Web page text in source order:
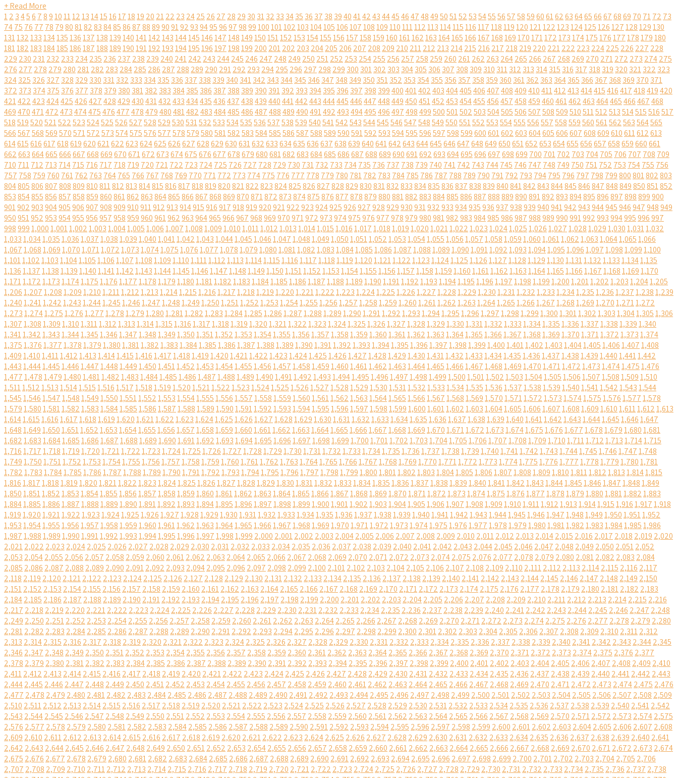
+ Read More
12 3456 78910111213141516171819 20 2122 23 2425 26 27 28 29 30 3132 33 3435 36 37 38 39404142434445464748495051525354555657585960616263646566676869 70 7172 73
7475 76 77 78 798081828384858687888990919293949596979899100101102103104105106107108109110111112113114115116117118119120121122123124125126127128129130
131132133134135136137138139140141142143144145146147148149150151152153154155156157158159160161162163164165166167168169170171172173174175176177178179180
181182183184185186187188189190191192193194195196197198199 200 201202 203 204205 206 207 208 209 210 211212 213 214215 216 217 218 219 220 221222 223 224225 226 227 228
229 230 231232 233 234235 236 237 238 239 240 241242 243 244245 246 247 248 249 250 251252 253 254255 256 257 258 259 260 261262 263 264265 266 267 268 269 270 271272 273 274275
276 277 278 279 280 281282 283 284285 286 287 288 289 290 291292 293 294295 296 297 298 299 300 301302 303 304305 306 307 308 309 310 311312 313 314315 316 317 318 319 320 321322 323
324325 326 327 328 329 330 331332 333 334335 336 337 338 339 340 341342 343 344345 346 347 348 349 350 351352 353 354355 356 357 358 359 360 361362 363 364365 366 367 368 369 370 371
372 373 374375 376 377 378 379 380 381382 383 384385 386 387 388 389 390 391392 393 394395 396 397 398 399400401402403404405406407408409410411412413414415416417418419420
421422423424425426427428429430431432433434435436437438439440441442443444445446447448449450451452453454455456457458459460461462463464465466467468
469470471472473474475476477478479480481482483484485486487488489490491492493494495496497498499500501502503504505506507508509510511512513514515516517
518519520521522523524525526527528529530531532533534535536537538539540541542543544545546547548549550551552553554555556557558559560561562563564565
566567568569570571572573574575576577578579580581582583584585586587588589590591592593594595596597598599600601602603604605606607608609610611612613
614615616617618619620621622623624625626627628629630631632633634635636637638639640641642643644645646647648649650651652653654655656657658659660661
662663664665666667668669670671672673674675676677678679680681682683684685686687688689690691692693694695696697698699 700 701702 703 704705 706 707 708 709
710 711712 713 714715 716 717 718 719 720 721722 723 724725 726 727 728 729 730 731732 733 734735 736 737 738 739 740 741742 743 744745 746 747 748 749 750 751752 753 754755 756
757 758 759 760 761762 763 764765 766 767 768 769 770 771772 773 774775 776 777 778 779 780 781782 783 784785 786 787 788 789 790 791792 793 794795 796 797 798 799800801802803
804805806807808809810811812813814815816817818819820821822823824825826827828829830831832833834835836837838839840841842843844845846847848849850851852
853854855856857858859860861862863864865866867868869870871872873874875876877878879880881882883884885886887888889890891892893894895896897898899900
901902903904905906907908909910911912913914915916917918919920921922923924925926927928929930931932933934935936937938939940941942943944945946947948949
950951952953954955956957958959960961962963964965966967968969970971972973974975976977978979980981982983984985986987988989990991992993994995996997
9989991,0001,0011,0021,0031,0041,0051,0061,0071,0081,0091,0101,0111,0121,0131,0141,0151,0161,0171,0181,0191,0201,0211,0221,0231,0241,0251,0261,0271,0281,0291,0301,0311,032
1,0331,0341,0351,0361,0371,0381,0391,0401,0411,0421,0431,0441,0451,0461,0471,0481,0491,0501,0511,0521,0531,0541,0551,0561,0571,0581,0591,0601,0611,0621,0631,0641,0651,066
1,0671,0681,0691,0701,0711,0721,0731,0741,0751,0761,0771,0781,0791,0801,0811,0821,0831,0841,0851,0861,0871,0881,0891,0901,0911,0921,0931,0941,0951,0961,0971,0981,0991,100
1,1011,1021,1031,1041,1051,1061,1071,1081,1091,1101,1111,1121,1131,1141,1151,1161,1171,1181,1191,1201,1211,1221,1231,1241,1251,1261,1271,1281,1291,1301,1311,1321,1331,1341,135
1,1361,1371,1381,1391,1401,1411,1421,1431,1441,1451,1461,1471,1481,1491,1501,1511,1521,1531,1541,1551,1561,1571,1581,1591,1601,1611,1621,1631,1641,1651,1661,1671,1681,1691,170
1,1711,1721,1731,1741,1751,1761,1771,1781,1791,1801,1811,1821,1831,1841,1851,1861,1871,1881,1891,1901,1911,1921,1931,1941,1951,1961,1971,1981,1991,2001,2011,2021,2031,2041,205
1,2061,2071,2081,2091,2101,2111,2121,2131,2141,2151,2161,2171,2181,2191,2201,2211,2221,2231,2241,2251,2261,2271,2281,2291,2301,2311,2321,2331,2341,2351,2361,2371,2381,239
1,2401,2411,2421,2431,2441,2451,2461,2471,2481,2491,2501,2511,2521,2531,2541,2551,2561,2571,2581,2591,2601,2611,2621,2631,2641,2651,2661,2671,2681,2691,2701,2711,272
1,2731,2741,2751,2761,2771,2781,2791,2801,2811,2821,2831,2841,2851,2861,2871,2881,2891,2901,2911,2921,2931,2941,2951,2961,2971,2981,2991,3001,3011,3021,3031,3041,3051,306
1,3071,3081,3091,3101,3111,3121,3131,3141,3151,3161,3171,3181,3191,3201,3211,3221,3231,3241,3251,3261,3271,3281,3291,3301,3311,3321,3331,3341,3351,3361,3371,3381,3391,340
1,3411,3421,3431,3441,3451,3461,3471,3481,3491,3501,3511,3521,3531,3541,3551,3561,3571,3581,3591,3601,3611,3621,3631,3641,3651,3661,3671,3681,3691,3701,3711,3721,3731,374
1,3751,3761,3771,3781,3791,3801,3811,3821,3831,3841,3851,3861,3871,3881,3891,3901,3911,3921,3931,3941,3951,3961,3971,3981,3991,4001,4011,4021,4031,4041,4051,4061,4071,408
1,4091,4101,4111,4121,4131,4141,4151,4161,4171,4181,4191,4201,4211,4221,4231,4241,4251,4261,4271,4281,4291,4301,4311,4321,4331,4341,4351,4361,4371,4381,4391,4401,4411,442
1,4431,4441,4451,4461,4471,4481,4491,4501,4511,4521,4531,4541,4551,4561,4571,4581,4591,4601,4611,4621,4631,4641,4651,4661,4671,4681,4691,4701,4711,4721,4731,4741,4751,476
1,4771,4781,4791,4801,4811,4821,4831,4841,4851,4861,4871,4881,4891,4901,4911,4921,4931,4941,4951,4961,4971,4981,4991,5001,5011,5021,5031,5041,5051,5061,5071,5081,5091,510
1,5111,5121,5131,5141,5151,5161,5171,5181,5191,5201,5211,5221,5231,5241,5251,5261,5271,5281,5291,5301,5311,5321,5331,5341,5351,5361,5371,5381,5391,5401,5411,5421,5431,544
1,5451,5461,5471,5481,5491,5501,5511,5521,5531,5541,5551,5561,5571,5581,5591,5601,5611,5621,5631,5641,5651,5661,5671,5681,5691,5701,5711,5721,5731,5741,5751,5761,5771,578
1,5791,5801,5811,5821,5831,5841,5851,5861,5871,5881,5891,5901,5911,5921,5931,5941,5951,5961,5971,5981,5991,6001,6011,6021,6031,6041,6051,6061,6071,6081,6091,6101,6111,6121,613
1,6141,6151,6161,6171,6181,6191,6201,6211,6221,6231,6241,6251,6261,6271,6281,6291,6301,6311,6321,6331,6341,6351,6361,6371,6381,6391,6401,6411,6421,6431,6441,6451,6461,647
1,6481,6491,6501,6511,6521,6531,6541,6551,6561,6571,6581,6591,6601,6611,6621,6631,6641,6651,6661,6671,6681,6691,6701,6711,6721,6731,6741,6751,6761,6771,6781,6791,6801,681
1,6821,6831,6841,6851,6861,6871,6881,6891,6901,6911,6921,6931,6941,6951,6961,6971,6981,6991,7001,7011,7021,7031,7041,7051,7061,7071,7081,7091,7101,7111,7121,7131,7141,715
1,7161,7171,7181,7191,7201,7211,7221,7231,7241,7251,7261,7271,7281,7291,7301,7311,7321,7331,7341,7351,7361,7371,7381,7391,7401,7411,7421,7431,7441,7451,7461,7471,748
1,7491,7501,7511,7521,7531,7541,7551,7561,7571,7581,7591,7601,7611,7621,7631,7641,7651,7661,7671,7681,7691,7701,7711,7721,7731,7741,7751,7761,7771,7781,7791,7801,781
1,7821,7831,7841,7851,7861,7871,7881,7891,7901,7911,7921,7931,7941,7951,7961,7971,7981,7991,8001,8011,8021,8031,8041,8051,8061,8071,8081,8091,8101,8111,8121,8131,8141,815
1,8161,8171,8181,8191,8201,8211,8221,8231,8241,8251,8261,8271,8281,8291,8301,8311,8321,8331,8341,8351,8361,8371,8381,8391,8401,8411,8421,8431,8441,8451,8461,8471,8481,849
1,8501,8511,8521,8531,8541,8551,8561,8571,8581,8591,8601,8611,8621,8631,8641,8651,8661,8671,8681,8691,8701,8711,8721,8731,8741,8751,8761,8771,8781,8791,8801,8811,8821,883
1,8841,8851,8861,8871,8881,8891,8901,8911,8921,8931,8941,8951,8961,8971,8981,8991,9001,9011,9021,9031,9041,9051,9061,9071,9081,9091,9101,9111,9121,9131,9141,9151,9161,9171,918
1,9191,9201,9211,9221,9231,9241,9251,9261,9271,9281,9291,9301,9311,9321,9331,9341,9351,9361,9371,9381,9391,9401,9411,9421,9431,9441,9451,9461,9471,9481,9491,9501,9511,952
1,9531,9541,9551,9561,9571,9581,9591,9601,9611,9621,9631,9641,9651,9661,9671,9681,9691,9701,9711,9721,9731,9741,9751,9761,9771,9781,9791,9801,9811,9821,9831,9841,9851,986
1,9871,9881,9891,9901,9911,9921,9931,9941,9951,9961,9971,9981,999 2,000 2,0012,002 2,003 2,0042,005 2,006 2,007 2,008 2,009 2,010 2,0112,012 2,013 2,0142,015 2,016 2,017 2,018 2,019 2,020
2,0212,022 2,023 2,0242,025 2,026 2,027 2,028 2,029 2,030 2,0312,032 2,033 2,0342,035 2,036 2,037 2,038 2,039 2,040 2,0412,042 2,043 2,0442,045 2,046 2,047 2,048 2,049 2,050 2,0512,052
2,053 2,0542,055 2,056 2,057 2,058 2,059 2,060 2,0612,062 2,063 2,0642,065 2,066 2,067 2,068 2,069 2,070 2,0712,072 2,073 2,0742,075 2,076 2,077 2,078 2,079 2,080 2,0812,082 2,083 2,084
2,085 2,086 2,087 2,088 2,089 2,090 2,0912,092 2,093 2,0942,095 2,096 2,097 2,098 2,099 2,100 2,1012,102 2,103 2,1042,105 2,106 2,107 2,108 2,109 2,110 2,1112,112 2,113 2,1142,115 2,116 2,117
2,118 2,119 2,120 2,1212,122 2,123 2,1242,125 2,126 2,127 2,128 2,129 2,130 2,1312,132 2,133 2,1342,135 2,136 2,137 2,138 2,139 2,140 2,1412,142 2,143 2,1442,145 2,146 2,147 2,148 2,149 2,150
2,1512,152 2,153 2,1542,155 2,156 2,157 2,158 2,159 2,160 2,1612,162 2,163 2,1642,165 2,166 2,167 2,168 2,169 2,170 2,1712,172 2,173 2,1742,175 2,176 2,177 2,178 2,179 2,180 2,1812,182 2,183
2,1842,185 2,186 2,187 2,188 2,189 2,190 2,1912,192 2,193 2,1942,195 2,196 2,197 2,198 2,199 2,200 2,2012,202 2,203 2,2042,205 2,206 2,207 2,208 2,209 2,210 2,2112,212 2,213 2,2142,215 2,216
2,217 2,218 2,219 2,220 2,2212,222 2,223 2,2242,225 2,226 2,227 2,228 2,229 2,230 2,2312,232 2,233 2,2342,235 2,236 2,237 2,238 2,239 2,240 2,2412,242 2,243 2,2442,245 2,246 2,247 2,248
2,249 2,250 2,2512,252 2,253 2,2542,255 2,256 2,257 2,258 2,259 2,260 2,2612,262 2,263 2,2642,265 2,266 2,267 2,268 2,269 2,270 2,2712,272 2,273 2,2742,275 2,276 2,277 2,278 2,279 2,280
2,2812,282 2,283 2,2842,285 2,286 2,287 2,288 2,289 2,290 2,2912,292 2,293 2,2942,295 2,296 2,297 2,298 2,299 2,300 2,3012,302 2,303 2,3042,305 2,306 2,307 2,308 2,309 2,310 2,3112,312
2,313 2,3142,315 2,316 2,317 2,318 2,319 2,320 2,3212,322 2,323 2,3242,325 2,326 2,327 2,328 2,329 2,330 2,3312,332 2,333 2,3342,335 2,336 2,337 2,338 2,339 2,340 2,3412,342 2,343 2,3442,345
2,346 2,347 2,348 2,349 2,350 2,3512,352 2,353 2,3542,355 2,356 2,357 2,358 2,359 2,360 2,3612,362 2,363 2,3642,365 2,366 2,367 2,368 2,369 2,370 2,3712,372 2,373 2,3742,375 2,376 2,377
2,378 2,379 2,380 2,3812,382 2,383 2,3842,385 2,386 2,387 2,388 2,389 2,390 2,3912,392 2,393 2,3942,395 2,396 2,397 2,398 2,399 2,400 2,4012,402 2,403 2,4042,405 2,406 2,407 2,408 2,409 2,410
2,4112,412 2,413 2,4142,415 2,416 2,417 2,418 2,419 2,420 2,4212,422 2,423 2,4242,425 2,426 2,427 2,428 2,429 2,430 2,4312,432 2,433 2,4342,435 2,436 2,437 2,438 2,439 2,440 2,4412,442 2,443
2,4442,445 2,446 2,447 2,448 2,449 2,450 2,4512,452 2,453 2,4542,455 2,456 2,457 2,458 2,459 2,460 2,4612,462 2,463 2,4642,465 2,466 2,467 2,468 2,469 2,470 2,4712,472 2,473 2,4742,475 2,476
2,477 2,478 2,479 2,480 2,4812,482 2,483 2,4842,485 2,486 2,487 2,488 2,489 2,490 2,4912,492 2,493 2,4942,495 2,496 2,497 2,498 2,499 2,500 2,5012,502 2,503 2,5042,505 2,506 2,507 2,508 2,509
2,510 2,5112,512 2,513 2,5142,515 2,516 2,517 2,518 2,519 2,520 2,5212,522 2,523 2,5242,525 2,526 2,527 2,528 2,529 2,530 2,5312,532 2,533 2,5342,535 2,536 2,537 2,538 2,539 2,540 2,5412,542
2,543 2,5442,545 2,546 2,547 2,548 2,549 2,550 2,5512,552 2,553 2,5542,555 2,556 2,557 2,558 2,559 2,560 2,5612,562 2,563 2,5642,565 2,566 2,567 2,568 2,569 2,570 2,5712,572 2,573 2,5742,575
2,576 2,577 2,578 2,579 2,580 2,5812,582 2,583 2,5842,585 2,586 2,587 2,588 2,589 2,590 2,5912,592 2,593 2,5942,595 2,596 2,597 2,598 2,599 2,600 2,6012,602 2,603 2,6042,605 2,606 2,607 2,608
2,609 2,610 2,6112,612 2,613 2,6142,615 2,616 2,617 2,618 2,619 2,620 2,6212,622 2,623 2,6242,625 2,626 2,627 2,628 2,629 2,630 2,6312,632 2,633 2,6342,635 2,636 2,637 2,638 2,639 2,640 2,641
2,642 2,643 2,6442,645 2,646 2,647 2,648 2,649 2,650 2,6512,652 2,653 2,6542,655 2,656 2,657 2,658 2,659 2,660 2,6612,662 2,663 2,6642,665 2,666 2,667 2,668 2,669 2,670 2,6712,672 2,673 2,674
2,675 2,676 2,677 2,678 2,679 2,680 2,6812,682 2,683 2,6842,685 2,686 2,687 2,688 2,689 2,690 2,6912,692 2,693 2,6942,695 2,696 2,697 2,698 2,699 2,700 2,7012,702 2,703 2,7042,705 2,706
2,707 2,708 2,709 2,710 2,7112,712 2,713 2,7142,715 2,716 2,717 2,718 2,719 2,720 2,7212,722 2,723 2,7242,725 2,726 2,727 2,728 2,729 2,730 2,7312,732 2,733 2,7342,735 2,736 2,737 2,738